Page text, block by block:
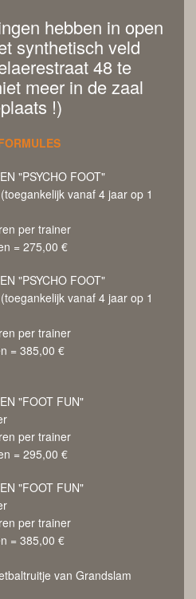
hebben in open
synthetisch veld
48 te
meer in de zaal
!)
"PSYCHO FOOT"
vanaf 4 jaar op 1
per trainer
= 275,00 €
"PSYCHO FOOT"
vanaf 4 jaar op 1
per trainer
= 385,00 €
"FOOT FUN"
per trainer
= 295,00 €
"FOOT FUN"
per trainer
= 385,00 €
van Grandslam